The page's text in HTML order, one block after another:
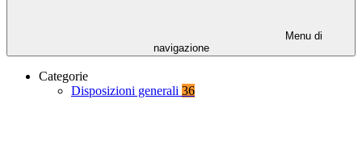
Menu di
navigazione
Categorie
Disposizioni generali 36